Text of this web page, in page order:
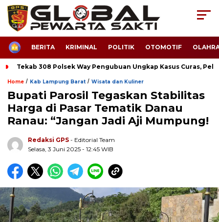
HOMEBERITA KRIMINAL POLITIK OTOMOTIF
Tekab 308 Polsek Way Pengubuan Ungkap Kasus Curas,
Home / Kab Lampung Barat/ Wisata dan Kuliner
Bupati Parosil Tegaskan Stabilitas
Harga di Pasar Tematik Danau
Ranau: “Jangan Jadi Aji Mumpung!
Redaksi GPS - Editorial Team
Selasa, 3 Juni 2025 - 12:45 WIB